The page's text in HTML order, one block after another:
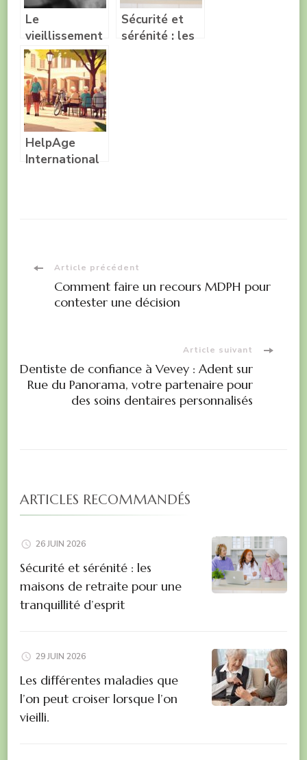
Le
vieillissement
de la peau et
les
traitements
existants
Sécurité et
sérénité : les
HelpAge
International
combattre
l’agisme
Navigation
d'article
Article précédent
Comment faire un recours MDPH pour
contester une décision
Article suivant
Dentiste de confiance à Vevey : Adent sur
Rue du Panorama, votre partenaire pour
des soins dentaires personnalisés
ARTICLES RECOMMANDÉS
26 JUIN 2026
Sécurité et sérénité : les
maisons de retraite pour une
tranquillité d’esprit
29 JUIN 2026
Les différentes maladies que
l’on peut croiser lorsque l’on
vieilli.